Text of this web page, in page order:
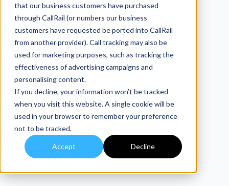
that our business customers have purchased
through CallRail (or numbers our business
customers have requested be ported into CallRail
from another provider). Call tracking may also be
used for marketing purposes, such as tracking the
effectiveness of advertising campaigns and
personalising content.
If you decline, your information won’t be tracked
when you visit this website. A single cookie will be
used in your browser to remember your preference
not to be tracked.
Accept Decline